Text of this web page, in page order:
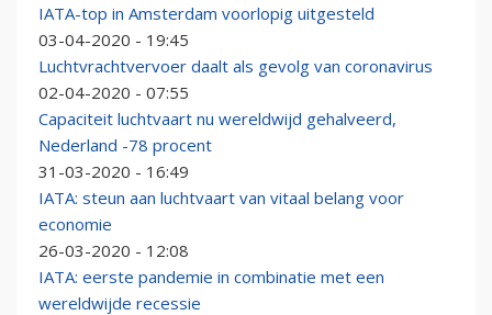
IATA-top in Amsterdam voorlopig uitgesteld
03-04-2020 - 19:45
Luchtvrachtvervoer daalt als gevolg van coronavirus
02-04-2020 - 07:55
Capaciteit luchtvaart nu wereldwijd gehalveerd,
Nederland -78 procent
31-03-2020 - 16:49
IATA: steun aan luchtvaart van vitaal belang voor
economie
26-03-2020 - 12:08
IATA: eerste pandemie in combinatie met een
wereldwijde recessie